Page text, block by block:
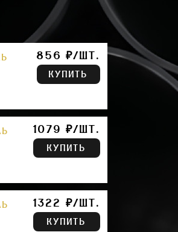
856 ₽/ШТ.
КУПИТЬ
1079 ₽/ШТ.
КУПИТЬ
1322 ₽/ШТ.
КУПИТЬ